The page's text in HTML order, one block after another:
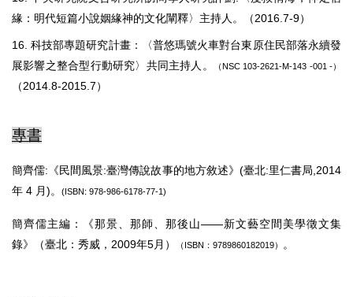
緣：明代短篇小說姻緣神的文化闡釋〉主持人。（2016.7-9）
16. 科技部專題研究計畫：〈普悠瑪號火車對台東原住民部落永續發
展影響之整合型行動研究〉共同主持人。
（NSC 103-2621-M-143 -001 -）
（2014.8-2015.7）
專書
簡齊儒:《民間風景:臺灣傳說故事的地方敘述》(臺北:里仁書局, 2014
年 4 月)。 (ISBN: 978-986-6178-77-1)
簡齊儒主編：《那景、那師、那後山——新文藝空間美學徵文集
錄》（臺北：秀威，2009年5月）
（ISBN：9789860182019） 。